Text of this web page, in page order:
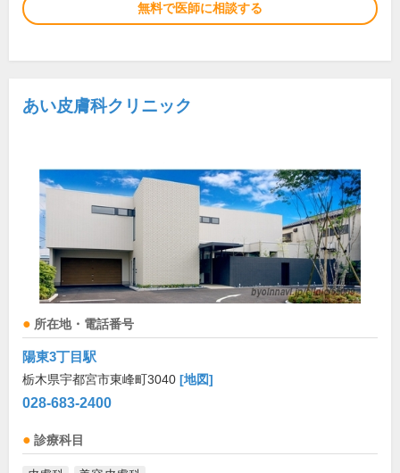
無料で医師に相談する
あい皮膚科クリニック
所在地・電話番号
陽東3丁目駅
栃木県宇都宮市東峰町3040 [地図]
028-683-2400
診療科目